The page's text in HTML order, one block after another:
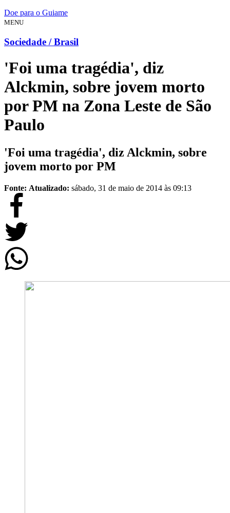
Doe para o Guiame
MENU
Sociedade / Brasil
'Foi uma tragédia', diz
Alckmin, sobre jovem morto
por PM na Zona Leste de São
Paulo
'Foi uma tragédia', diz Alckmin, sobre
jovem morto por PM
Fonte: Atualizado: sábado, 31 de maio de 2014 às 09:13